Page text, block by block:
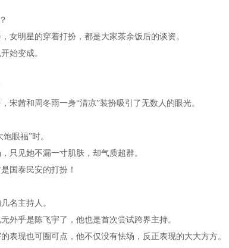
女明星的穿着打扮，都是大家茶余饭后的谈资。
始变成。
宋茜和周冬雨一身“清凉”装扮吸引了无数人的眼光。
眼福”时。
只见她不漏一寸肌肤，却气质超群。
国泰民安的打扮！
名主持人。
外乎是陈飞宇了，他也是首次尝试跨界主持。
表现也可圈可点，他不仅没有怯场，反正表现的大大方方。